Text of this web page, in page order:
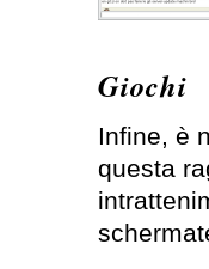
Giochi
Infine, è
questa